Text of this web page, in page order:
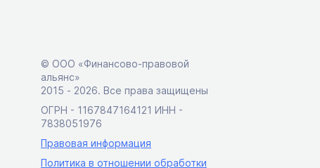
© ООО «Финансово-правовой
альянс»
2015 ‑ 2026. Все права защищены
ОГРН - 1167847164121 ИНН -
7838051976
Правовая информация
Политика в отношении обработки